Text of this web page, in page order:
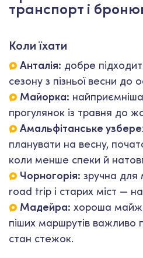
транспорт і
Коли їхати
Анталія: добре
сезону з пізньої весни до
Майорка:
прогулянок із травня до
Амальфітанське
планувати на весну,
коли менше спеки й
Чорногорія: зручна для
road trip і старих міст —
Мадейра: хороша
піших маршрутів важливо
стан стежок.